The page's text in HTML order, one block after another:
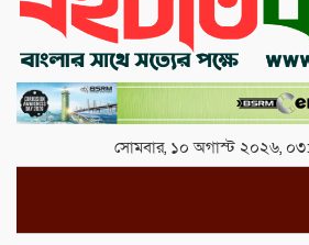
সোমবার, ১০ অগাস্ট ২০২৬,